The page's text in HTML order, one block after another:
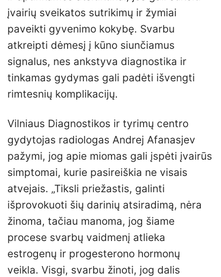
įvairių sveikatos sutrikimų ir žymiai
paveikti gyvenimo kokybę. Svarbu
atkreipti dėmesį į kūno siunčiamus
signalus, nes ankstyva diagnostika ir
tinkamas gydymas gali padėti išvengti
rimtesnių komplikacijų.
Vilniaus Diagnostikos ir tyrimų centro
gydytojas radiologas Andrej Afanasjev
pažymi, jog apie miomas gali įspėti įvairūs
simptomai, kurie pasireiškia ne visais
atvejais. „Tiksli priežastis, galinti
išprovokuoti šių darinių atsiradimą, nėra
žinoma, tačiau manoma, jog šiame
procese svarbų vaidmenį atlieka
estrogenų ir progesterono hormonų
veikla. Visgi, svarbu žinoti, jog dalis